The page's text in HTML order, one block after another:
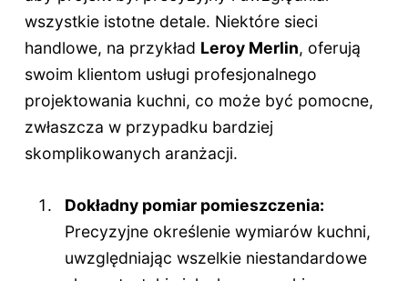
wszystkie istotne detale. Niektóre sieci
handlowe, na przykład Leroy Merlin, oferują
swoim klientom usługi profesjonalnego
projektowania kuchni, co może być pomocne,
zwłaszcza w przypadku bardziej
skomplikowanych aranżacji.
Dokładny pomiar pomieszczenia:
Precyzyjne określenie wymiarów kuchni,
uwzględniając wszelkie niestandardowe